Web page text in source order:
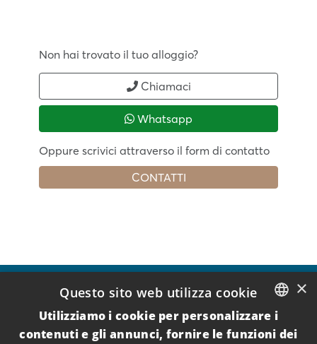
Non hai trovato il tuo alloggio?
Chiamaci
Whatsapp
Oppure scrivici attraverso il form di contatto
CONTATTI
×
Questo sito web utilizza cookie
Utilizziamo i cookie per personalizzare i
contenuti e gli annunci, fornire le funzioni dei